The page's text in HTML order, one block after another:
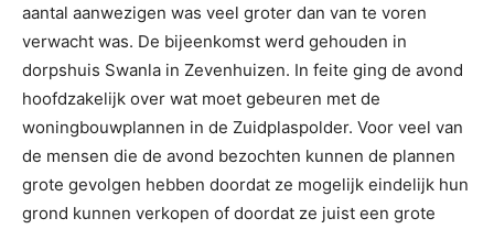
aantal aanwezigen was veel groter dan van te voren
verwacht was. De bijeenkomst werd gehouden in
dorpshuis Swanla in Zevenhuizen. In feite ging de avond
hoofdzakelijk over wat moet gebeuren met de
woningbouwplannen in de Zuidplaspolder. Voor veel van
de mensen die de avond bezochten kunnen de plannen
grote gevolgen hebben doordat ze mogelijk eindelijk hun
grond kunnen verkopen of doordat ze juist een grote